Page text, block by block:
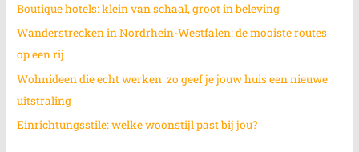
c
h
:
Boutique hotels: klein van schaal, groot in beleving
Wanderstrecken in Nordrhein-Westfalen: de mooiste routes
op een rij
Wohnideen die echt werken: zo geef je jouw huis een nieuwe
uitstraling
Einrichtungsstile: welke woonstijl past bij jou?